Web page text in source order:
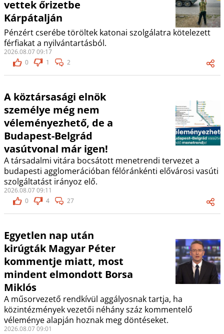
vettek őrizetbe
Kárpátalján
Pénzért cserébe töröltek katonai szolgálatra kötelezett
férfiakat a nyilvántartásból.
2026.08.07 09:17
0
1 2
A köztársasági elnök
személye még nem
véleményezhető, de a
Budapest-Belgrád
vasútvonal már igen!
A társadalmi vitára bocsátott menetrendi tervezet a
budapesti agglomerációban félóránkénti elővárosi vasúti
szolgáltatást irányoz elő.
2026.08.07 09:11
0
4 27
Egyetlen nap után
kirúgták Magyar Péter
kommentje miatt, most
mindent elmondott Borsa
Miklós
A műsorvezető rendkívül aggályosnak tartja, ha
közintézmények vezetői néhány száz kommentelő
véleménye alapján hoznak meg döntéseket.
2026.08.07 09:01